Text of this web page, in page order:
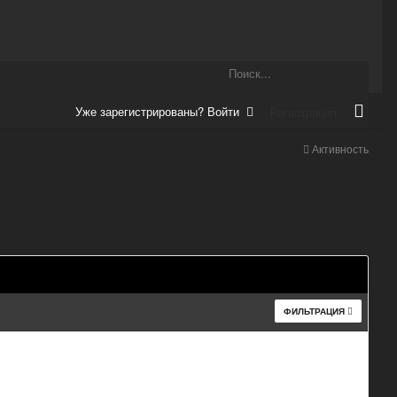
Уже зарегистрированы? Войти
Активность
ФИЛЬТРАЦИЯ